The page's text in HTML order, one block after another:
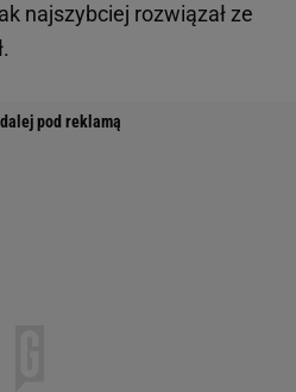
najszybciej rozwiązał ze